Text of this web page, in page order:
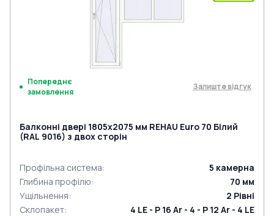
Попереднє
замовлення
Залиште відгук
Балконні двері 1805x2075 мм REHAU Euro 70 Білий
(RAL 9016) з двох сторін
Профільна система: 5 камерна
Глибина профілю: 70 мм
Ущільнення: 2 Рівні
Склопакет:
4 LE - P 16 Ar - 4 - P 12 Ar - 4 LE